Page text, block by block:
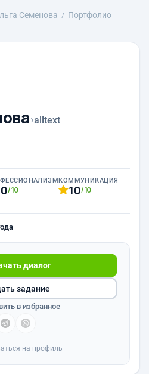
Семенова
Портфолио
›alltext
/10
КОММУНИКАЦИЯ
10/10
диалог
задание
в избранное
на профиль